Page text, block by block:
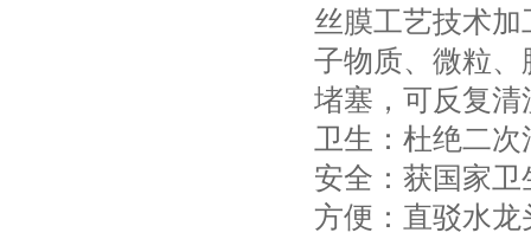
丝膜工艺技术加
子物质、微粒
堵塞，可反复
卫生：杜绝二
安全：获国家
方便：直驳水